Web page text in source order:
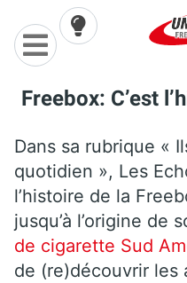
Freebox: C’est
Dans sa rubrique «
quotidien », Les
l’histoire de la
jusqu’à l’origine de
de cigarette Sud
de (re)découvrir les